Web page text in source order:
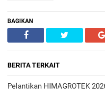
BAGIKAN
BERITA TERKAIT
Pelantikan HIMAGROTEK